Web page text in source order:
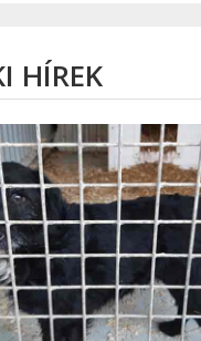
HÍREK